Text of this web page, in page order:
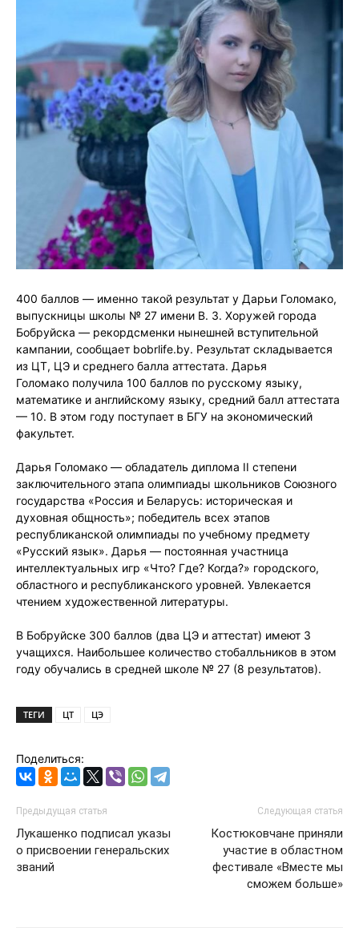
400 баллов — именно такой результат у Дарьи Голомако,
выпускницы школы № 27 имени В. З. Хоружей города
Бобруйска — рекордсменки нынешней вступительной
кампании, сообщает bobrlife.by. Результат складывается
из ЦТ, ЦЭ и среднего балла аттестата. Дарья
Голомако получила 100 баллов по русскому языку,
математике и английскому языку, средний балл аттестата
— 10. В этом году поступает в БГУ на экономический
факультет.
Дарья Голомако — обладатель диплома II степени
заключительного этапа олимпиады школьников Союзного
государства «Россия и Беларусь: историческая и
духовная общность»; победитель всех этапов
республиканской олимпиады по учебному предмету
«Русский язык». Дарья — постоянная участница
интеллектуальных игр «Что? Где? Когда?» городского,
областного и республиканского уровней. Увлекается
чтением художественной литературы.
В Бобруйске 300 баллов (два ЦЭ и аттестат) имеют 3
учащихся. Наибольшее количество стобалльников в этом
году обучались в средней школе № 27 (8 результатов).
ТЕГИ ЦТ ЦЭ
Поделиться:
Предыдущая статья
Лукашенко подписал указы
о присвоении генеральских
званий
Следующая статья
Костюковчане приняли
участие в областном
фестивале «Вместе мы
сможем больше»